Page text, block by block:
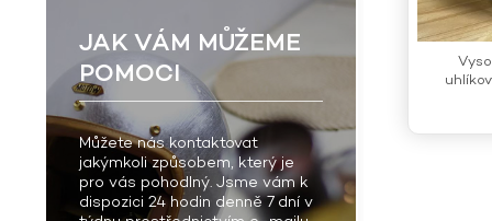
JAK VÁM MŮŽEME
POMOCI
Můžete nás kontaktovat
jakýmkoli způsobem, který je
pro vás pohodlný. Jsme vám k
dispozici 24 hodin denně 7 dní v